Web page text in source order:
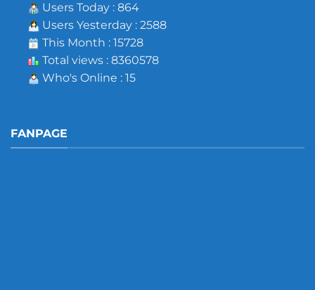
Users Today : 864
Users Yesterday : 2588
This Month : 15728
Total views : 8360578
Who's Online : 15
FANPAGE